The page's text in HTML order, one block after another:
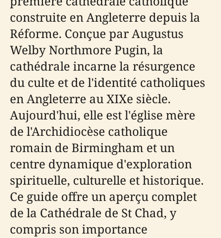
construite en Angleterre depuis la
Réforme. Conçue par Augustus
Welby Northmore Pugin, la
cathédrale incarne la résurgence
du culte et de l'identité catholiques
en Angleterre au XIXe siècle.
Aujourd'hui, elle est l'église mère
de l'Archidiocèse catholique
romain de Birmingham et un
centre dynamique d'exploration
spirituelle, culturelle et historique.
Ce guide offre un aperçu complet
de la Cathédrale de St Chad, y
compris son importance